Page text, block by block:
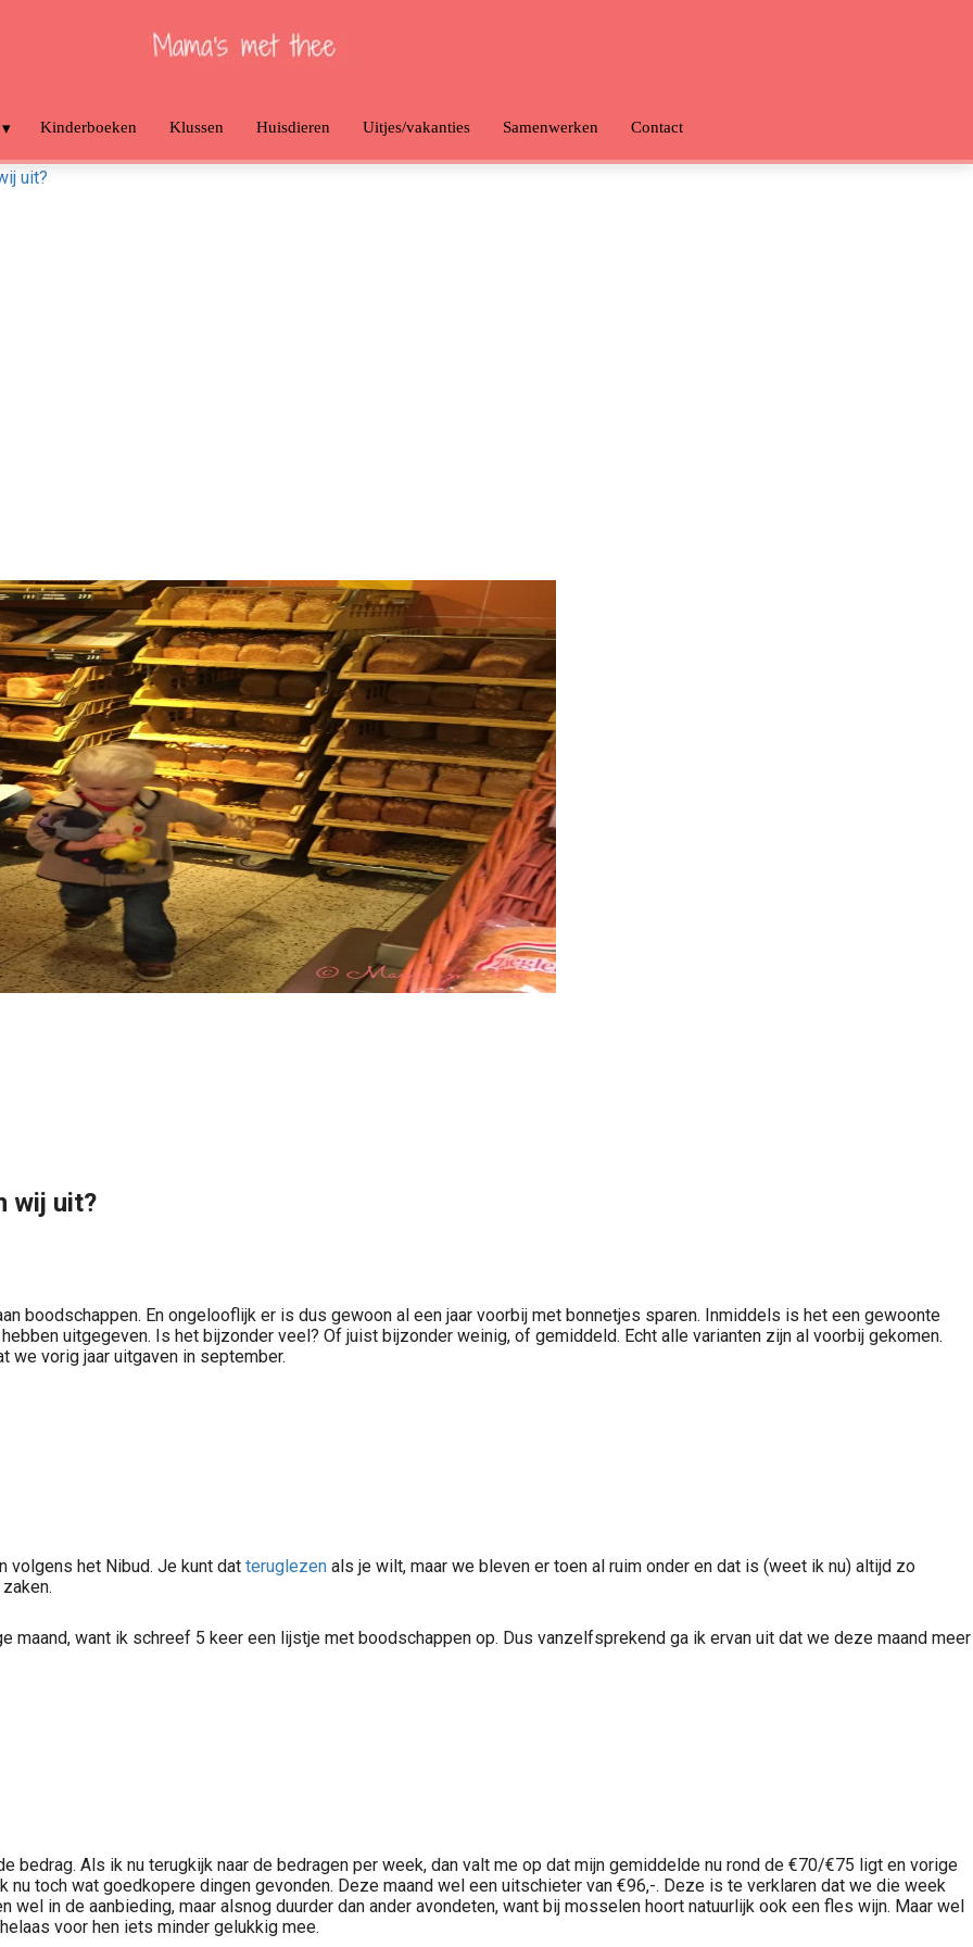
Kinderboeken Klussen Huisdieren Uitjes/vakanties Samenwerken Contact
uit?
wij uit?
boodschappen. En ongelooflijk er is dus gewoon al een jaar voorbij met bonnetjes sparen. Inmiddels is het een gewoonte
uitgegeven. Is het bijzonder veel? Of juist bijzonder weinig, of gemiddeld. Echt alle varianten zijn al voorbij gekomen.
we vorig jaar uitgaven in september.
volgens het Nibud. Je kunt dat teruglezen als je wilt, maar we bleven er toen al ruim onder en dat is (weet ik nu) altijd zo
maand, want ik schreef 5 keer een lijstje met boodschappen op. Dus vanzelfsprekend ga ik ervan uit dat we deze maand meer
bedrag. Als ik nu terugkijk naar de bedragen per week, dan valt me op dat mijn gemiddelde nu rond de €70/€75 ligt en vorige
toch wat goedkopere dingen gevonden. Deze maand wel een uitschieter van €96,-. Deze is te verklaren dat we die week
in de aanbieding, maar alsnog duurder dan ander avondeten, want bij mosselen hoort natuurlijk ook een fles wijn. Maar wel
voor hen iets minder gelukkig mee.